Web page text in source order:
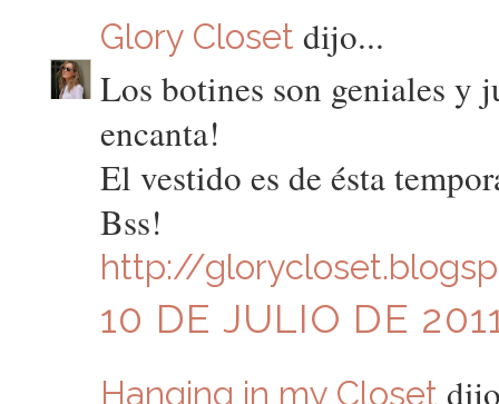
Glory Closet dijo...
Los botines son geniales y
encanta!
El vestido es de ésta
Bss!
http://
10 DE JULIO DE
Hanging in my Closet